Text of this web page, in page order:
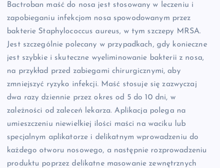
Bactroban maść do nosa jest stosowany w leczeniu i
zapobieganiu infekcjom nosa spowodowanym przez
bakterie Staphylococcus aureus, w tym szczepy MRSA.
Jest szczególnie polecany w przypadkach, gdy konieczne
jest szybkie i skuteczne wyeliminowanie bakterii z nosa,
na przykład przed zabiegami chirurgicznymi, aby
zmniejszyć ryzyko infekcji. Maść stosuje się zazwyczaj
dwa razy dziennie przez okres od 5 do 10 dni, w
zależności od zaleceń lekarza. Aplikacja polega na
umieszczeniu niewielkiej ilości maści na waciku lub
specjalnym aplikatorze i delikatnym wprowadzeniu do
każdego otworu nosowego, a następnie rozprowadzeniu
produktu poprzez delikatne masowanie zewnętrznych